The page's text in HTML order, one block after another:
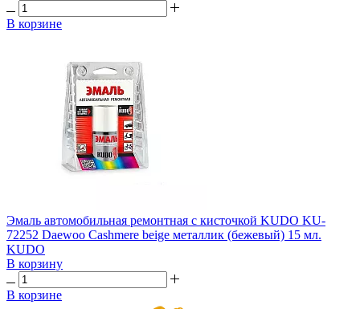
В корзине
Эмаль автомобильная ремонтная с кисточкой KUDO KU-
72252 Daewoo Cashmere beige металлик (бежевый) 15 мл.
KUDO
В корзину
В корзине